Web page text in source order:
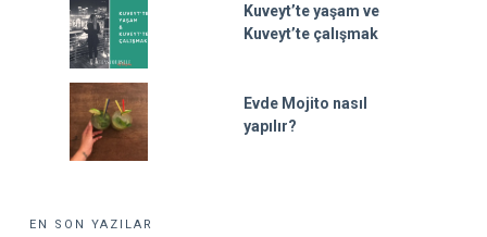
Kuveyt’te yaşam ve
Kuveyt’te çalışmak
Evde Mojito nasıl
yapılır?
EN SON YAZILAR